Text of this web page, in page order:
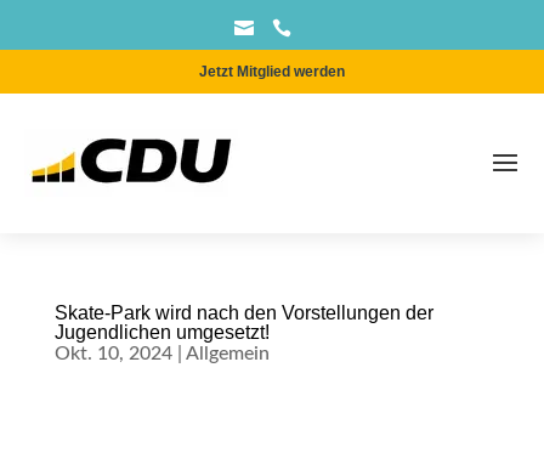
 
Jetzt Mitglied werden
Skate-Park wird nach den Vorstellungen der
Jugendlichen umgesetzt!
Okt. 10, 2024| Allgemein